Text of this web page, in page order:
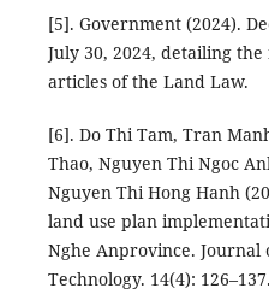
[5]. Government (2024).
July 30, 2024, detailing
articles of the Land Law.
[6]. Do Thi Tam, Tran
Thao, Nguyen Thi Ngoc
Nguyen Thi Hong Hanh
land use plan
Nghe Anprovince. Journal
Technology. 14(4): 126–137.